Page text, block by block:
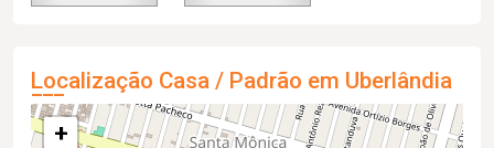
Localização Casa / Padrão em Uberlândia
+